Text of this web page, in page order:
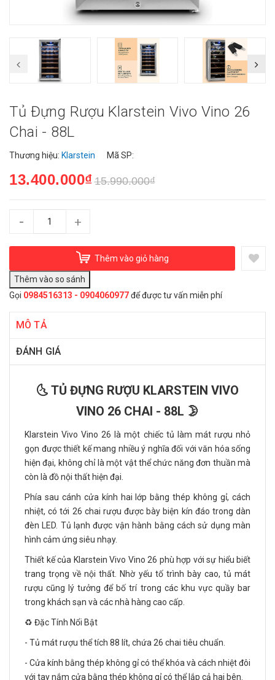
Tủ Đựng Rượu Klarstein Vivo Vino 26
Chai - 88L
Thương hiệu: Klarstein Mã SP:
13.400.000₫15.990.000₫
- +
Thêm vào giỏ hàng
Gọi 0984516313 - 0904060977để được tư vấn miễn phí
MÔ TẢ
ĐÁNH GIÁ
🌜 TỦ ĐỰNG RƯỢU KLARSTEIN VIVO
VINO 26 CHAI - 88L 🌛
Klarstein Vivo Vino 26 là một chiếc tủ làm mát rượu nhỏ
gọn được thiết kế mang nhiều ý nghĩa đối với văn hóa sống
hiện đại, không chỉ là một vật thể chức năng đơn thuần mà
còn là đồ nội thất hiện đại.
Phía sau cánh cửa kính hai lớp bằng thép không gỉ, cách
nhiệt, có tới 26 chai rượu được bày biện kín đáo trong dàn
đèn LED. Tủ lạnh được vận hành bằng cách sử dụng màn
hình cảm ứng siêu nhạy.
Thiết kế của Klarstein Vivo Vino 26 phù hợp với sự hiểu biết
trang trọng về nội thất. Nhờ yếu tố trình bày cao, tủ mát
rượu cũng lý tưởng để bố trí trong các khu vực quầy bar
trong khách sạn và các nhà hàng cao cấp.
♻️ Đặc Tính Nổi Bật
- Tủ mát rượu thể tích 88 lít, chứa 26 chai tiêu chuẩn.
- Cửa kính bằng thép không gỉ có thể khóa và cách nhiệt đôi
với tay nắm cửa bằng thép không gỉ có thể lắp cả hai bên.